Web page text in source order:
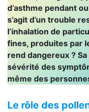
d’asthme pendant
s’agit d’un trouble
l’inhalation de
fines, produites par
rend dangereux ?
sévérité des
même des
Le rôle des